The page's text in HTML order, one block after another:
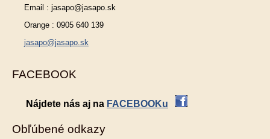
Email : jasapo@jasapo.sk
Orange : 0905 640 139
jasapo@jasapo.sk
FACEBOOK
Nájdete nás aj na FACEBOOKu
Obľúbené odkazy